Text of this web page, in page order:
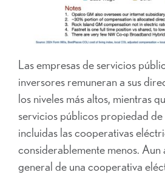
Las empresas de servicios
inversores remuneran a sus
los niveles más altos, mientras
servicios públicos propiedad
incluidas las cooperativas
considerablemente menos. Aun
general de una cooperativa